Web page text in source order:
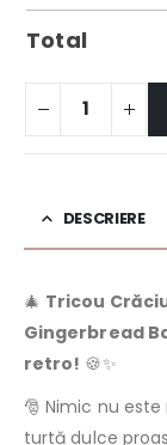
Total
DESCRIERE
🎄 Tricou
Gingerbread
retro! 🍪✨
🎅 Nimic nu
turtă dulce